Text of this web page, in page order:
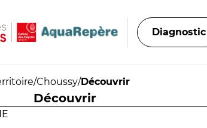
Diagnostic
/Choussy/Découvrir
Découvrir